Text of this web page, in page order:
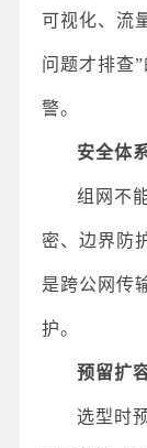
可视化、流
问题才排查
警。
安全体
组网不
密、边界防
是跨公网传
护。
预留扩
选型时